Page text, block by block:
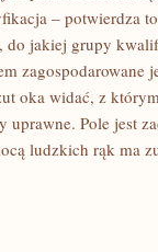
– potwierdza
do jakiej grupy
zagospodarowane
oka widać, z
Pole jest
ludzkich rąk ma